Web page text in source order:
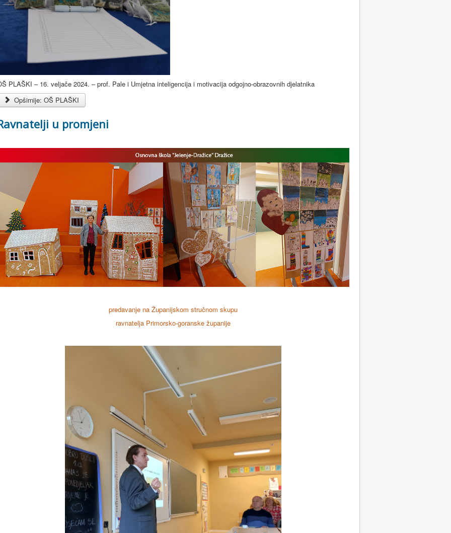
PLAŠKI – 16. veljače 2024. – prof. Pale i Umjetna inteligencija i motivacija odgojno-obrazovnih djelatnika
Opširnije: OŠ PLAŠKI
u promjeni
predavanje na Županijskom stručnom skupu
ravnatelja Primorsko-goranske županije